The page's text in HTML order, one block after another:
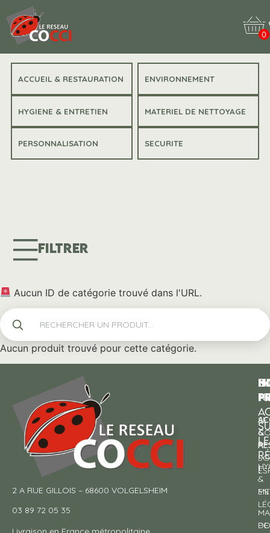
0
ACCUEIL & RESTAURATION ENVIRONNEMENT
HYGIENE & ENTRETIEN MATERIEL DE NETTOYAGE
PERSONNALISATION SECURITE
FILTRER
Aucun ID de catégorie trouvé dans l'URL.
Aucun produit trouvé pour cette catégorie.
2 A RUE GILLOIS – 68600 VOLGELSHEIM
03 89 72 05 35
&
&
DE
SE
À
!